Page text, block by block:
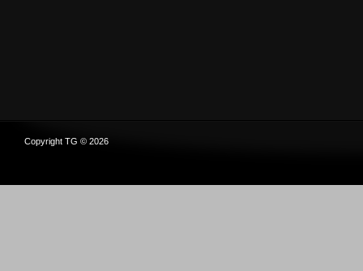
Copyright TG © 2026